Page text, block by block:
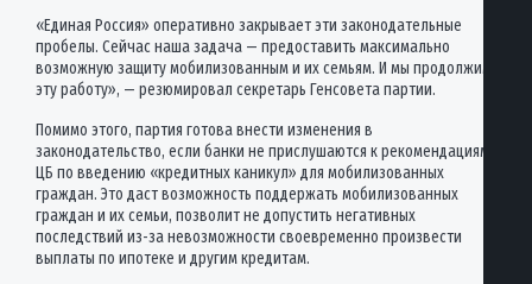
«Единая Россия» оперативно закрывает эти законодательные
пробелы. Сейчас наша задача — предоставить максимально
возможную защиту мобилизованным и их семьям. И мы продолжим
эту работу», — резюмировал секретарь Генсовета партии.
Помимо этого, партия готова внести изменения в
законодательство, если банки не прислушаются к рекомендациям
ЦБ по введению «кредитных каникул» для мобилизованных
граждан. Это даст возможность поддержать мобилизованных
граждан и их семьи, позволит не допустить негативных
последствий из-за невозможности своевременно произвести
выплаты по ипотеке и другим кредитам.